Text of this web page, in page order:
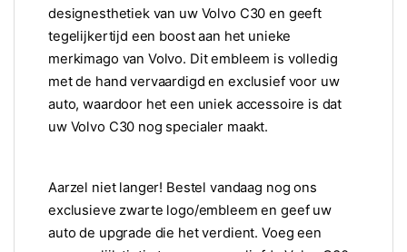
designesthetiek van uw Volvo C30 en geeft
tegelijkertijd een boost aan het unieke
merkimago van Volvo. Dit embleem is volledig
met de hand vervaardigd en exclusief voor uw
auto, waardoor het een uniek accessoire is dat
uw Volvo C30 nog specialer maakt.
Aarzel niet langer! Bestel vandaag nog ons
exclusieve zwarte logo/embleem en geef uw
auto de upgrade die het verdient. Voeg een